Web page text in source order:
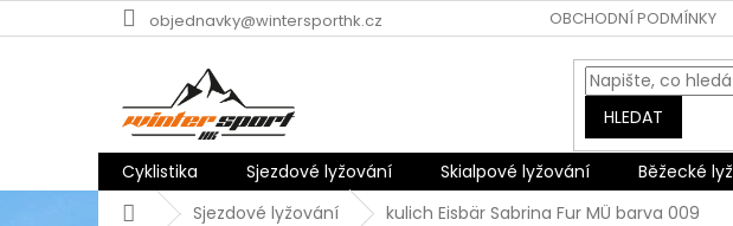
na
objednavky@wintersporthk.cz OBCHODNÍ PODMÍNKY
HLEDAT
Cyklistika Sjezdové lyžování Skialpové lyžování Běžecké
DomůSjezdové lyžování kulich Eisbär Sabrina Fur MÜ barva 009